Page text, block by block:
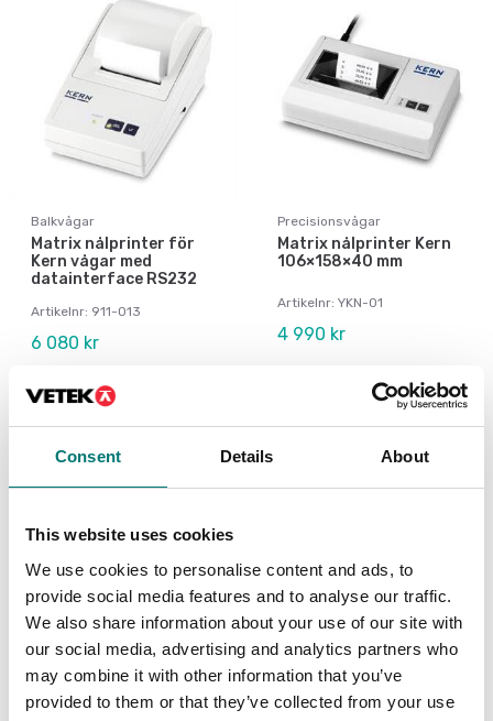
Consent Details About
This website uses cookies
We use cookies to personalise content and ads, to
provide social media features and to analyse our traffic.
We also share information about your use of our site with
our social media, advertising and analytics partners who
may combine it with other information that you’ve
provided to them or that they’ve collected from your use
Balkvågar
Matrix nålprinter för
Kern vågar med
datainterface RS232
Artikelnr: 911-013
6 080 kr
Precisionsvågar
Matrix nålprinter Kern
106×158×40 mm
Artikelnr: YKN-01
4 990 kr
Nätadapter till Kern IFC
Balkvågar
Pappersrullar 10 st
57mm för skrivaren